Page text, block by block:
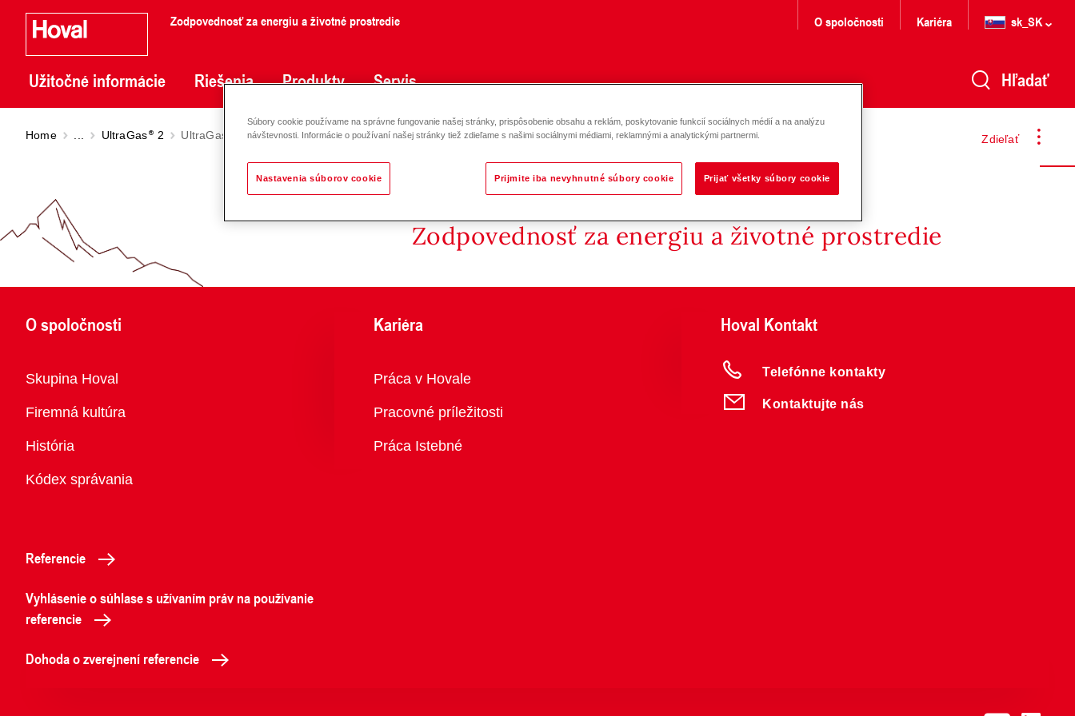
Zodpovednosť za energiu a životné prostredie
Užitočné informácie Riešenia Produkty Servis
O spoločnosti Kariéra sk_SK
Hľadať
Zdieľať
Home UltraGas 2 UltraGas 2 (125-500)
Zodpovednosť za energiu a životné prostredie
O spoločnosti
Prehľad
Skupina Hoval
Firemná kultúra
História
Kódex správania
Kariéra
Prehľad
Práca v Hovale
Pracovné príležitosti
Práca Istebné
Hoval Kontakt
Telefónne kontakty
Kontaktujte nás
Referencie
Vyhlásenie o súhlase s užívaním práv na používanie
referencie
Dohoda o zverejnení referencie
Súbory cookie používame na správne fungovanie našej stránky, prispôsobenie obsahu a reklám, poskytovanie funkcií sociálnych médií a na analýzu
návštevnosti. Informácie o používaní našej stránky tiež zdieľame s našimi sociálnymi médiami, reklamnými a analytickými partnermi.
Nastavenia súborov cookie Prijmite iba nevyhnutné súbory cookie Prijať všetky súbory cookie